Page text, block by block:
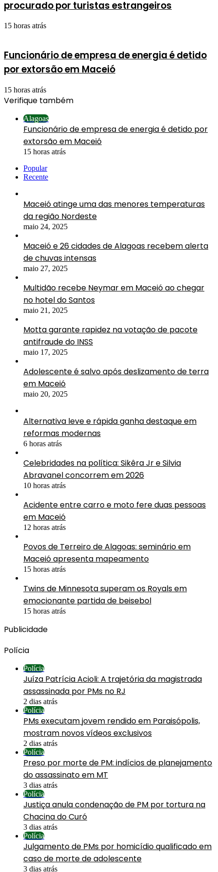
procurado por turistas estrangeiros
15 horas atrás
Funcionário de empresa de energia é detido
por extorsão em Maceió
15 horas atrás
Verifique também
Alagoas
Funcionário de empresa de energia é detido por
extorsão em Maceió
15 horas atrás
Popular
Recente
Maceió atinge uma das menores temperaturas
da região Nordeste
maio 24, 2025
Maceió e 26 cidades de Alagoas recebem alerta
de chuvas intensas
maio 27, 2025
Multidão recebe Neymar em Maceió ao chegar
no hotel do Santos
maio 21, 2025
Motta garante rapidez na votação de pacote
antifraude do INSS
maio 17, 2025
Adolescente é salvo após deslizamento de terra
em Maceió
maio 20, 2025
Alternativa leve e rápida ganha destaque em
reformas modernas
6 horas atrás
Celebridades na política: Sikêra Jr e Silvia
Abravanel concorrem em 2026
10 horas atrás
Acidente entre carro e moto fere duas pessoas
em Maceió
12 horas atrás
Povos de Terreiro de Alagoas: seminário em
Maceió apresenta mapeamento
15 horas atrás
Twins de Minnesota superam os Royals em
emocionante partida de beisebol
15 horas atrás
Publicidade
Polícia
Polícia
Juíza Patrícia Acioli: A trajetória da magistrada
assassinada por PMs no RJ
2 dias atrás
Polícia
PMs executam jovem rendido em Paraisópolis,
mostram novos vídeos exclusivos
2 dias atrás
Polícia
Preso por morte de PM: indícios de planejamento
do assassinato em MT
3 dias atrás
Polícia
Justiça anula condenação de PM por tortura na
Chacina do Curó
3 dias atrás
Polícia
Julgamento de PMs por homicídio qualificado em
caso de morte de adolescente
3 dias atrás